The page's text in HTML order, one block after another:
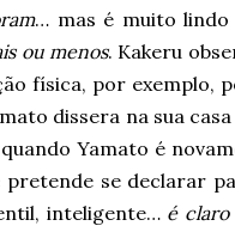
… mas é muito lindo
ou menos. Kakeru
física, por exemplo,
dissera na sua
Yamato é
se declarar
inteligente… é claro